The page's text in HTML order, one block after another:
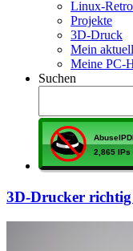
Linux-
Projekte
3D-Druck
Mein
Meine PC-
Suchen
3D-Drucker